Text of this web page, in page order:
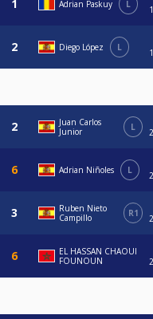
Adrian Paskuy L
Diego López L
Juan Carlos
Junior
L
Adrian Niñoles L
Ruben Nieto
Campillo
R1
EL HASSAN CHAOUI
FOUNOUN